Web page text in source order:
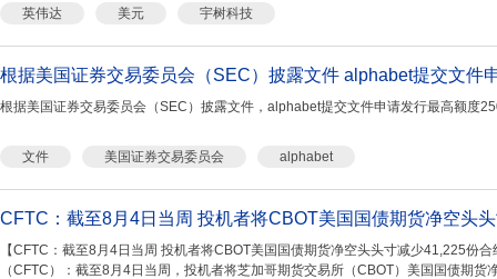
英伟达
美元 宇树科技
根据美国证券交易委员会（SEC）披露文件，alphabet提交文件申请发行最高额度
文件 美国证券交易委员会 alphabet
CFTC：截至8月4日当周 投机者将CBOT美国国债期货净空头
【CFTC：截至8月4日当周 投机者将CBOT美国国债期货净空头头寸减少41,225份
（CFTC）：截至8月4日当周，投机者将芝加哥期货交易所（CBOT）美国国债期